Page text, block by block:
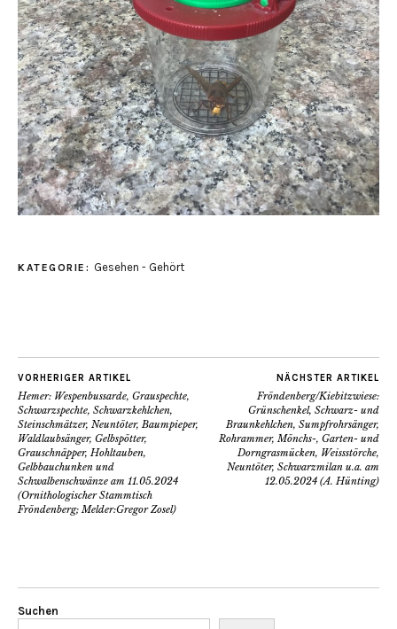
KATEGORIE: Gesehen - Gehört
VORHERIGER ARTIKEL
Hemer: Wespenbussarde, Grauspechte,
Schwarzspechte, Schwarzkehlchen,
Steinschmätzer, Neuntöter, Baumpieper,
Waldlaubsänger, Gelbspötter,
Grauschnäpper, Hohltauben,
Gelbbauchunken und
Schwalbenschwänze am 11.05.2024
(Ornithologischer Stammtisch
Fröndenberg; Melder:Gregor Zosel)
NÄCHSTER ARTIKEL
Fröndenberg/Kiebitzwiese:
Grünschenkel, Schwarz- und
Braunkehlchen, Sumpfrohrsänger,
Rohrammer, Mönchs-, Garten- und
Dorngrasmücken, Weissstörche,
Neuntöter, Schwarzmilan u.a. am
12.05.2024 (A. Hünting)
Suchen